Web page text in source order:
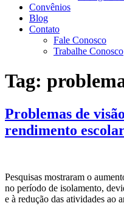
Convênios
Blog
Contato
Fale Conosco
Trabalhe Conosco
Tag:
Problemas de
rendimento
Pesquisas mostraram o
no período de isolamento,
e à redução das atividades ao